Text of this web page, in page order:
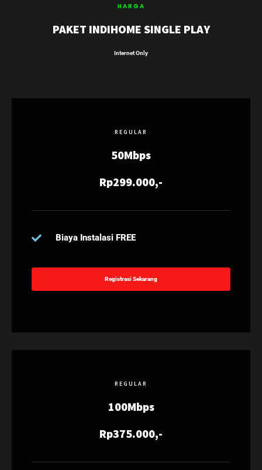
HARGA
PAKET INDIHOME SINGLE PLAY
Internet Only
REGULAR
50Mbps
Rp299.000,-
Biaya Instalasi FREE
Registrasi Sekarang
REGULAR
100Mbps
Rp375.000,-